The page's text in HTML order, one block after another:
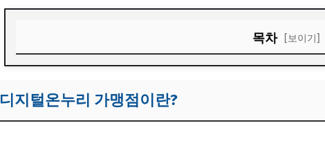
목차 [보이기]
디지털온누리 가맹점 찾기 방법
디지털온누리 가맹점이란?